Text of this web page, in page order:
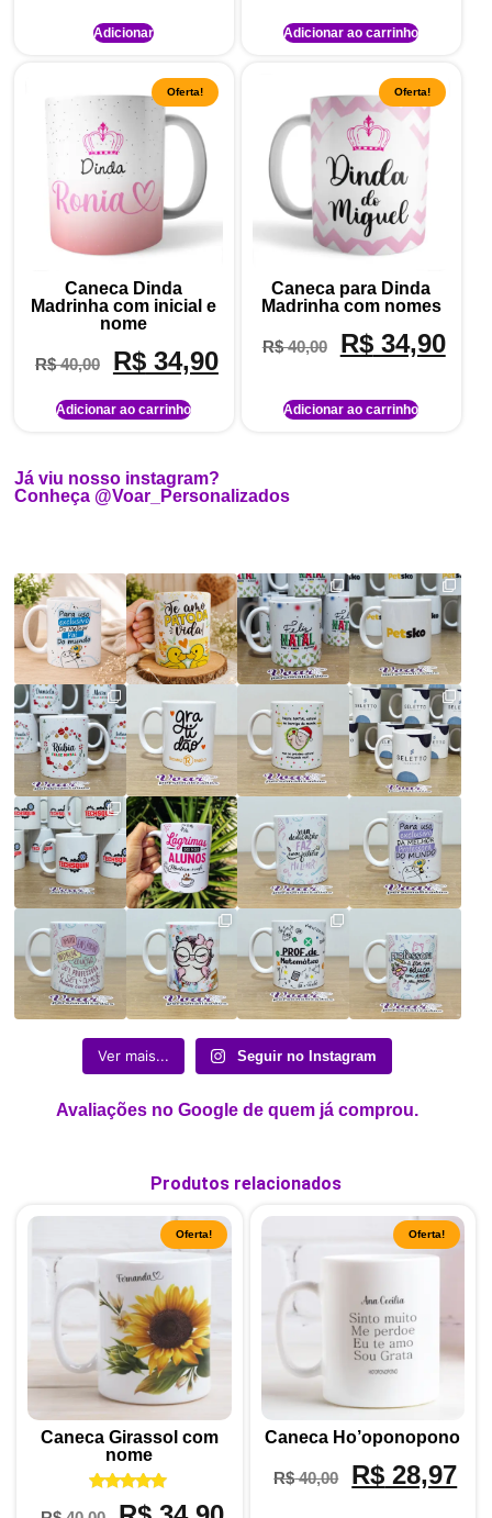
Adicionar Adicionar ao carrinho
Oferta!
Caneca Dinda
Madrinha com inicial e
nome
R$40,00 R$34,90
Adicionar ao carrinho
Oferta!
Caneca para Dinda
Madrinha com nomes
R$40,00 R$34,90
Adicionar ao carrinho
Já viu nosso instagram?
Conheça @Voar_Personalizados
Ver mais... Seguir no Instagram
Avaliações no Google de quem já comprou.
Produtos relacionados
Oferta!
Caneca Girassol com
nome
Avaliação
Oferta!
Caneca Ho’oponopono
R$40,00 R$ 28,97